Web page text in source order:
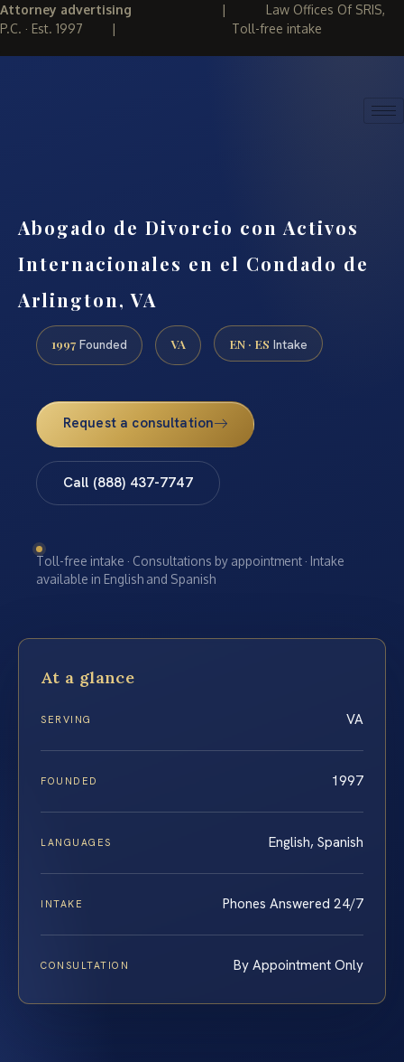
Attorney advertising | Law Offices Of SRIS,
P.C. · Est. 1997 | Toll-free intake
Abogado de Divorcio con Activos
Internacionales en el Condado de
Arlington, VA
1997 Founded VA EN · ES Intake
Request a consultation
Call (888) 437-7747
Toll-free intake · Consultations by appointment · Intake
available in English and Spanish
At a glance
SERVING VA
FOUNDED 1997
LANGUAGES English, Spanish
INTAKE Phones Answered 24/7
CONSULTATION By Appointment Only